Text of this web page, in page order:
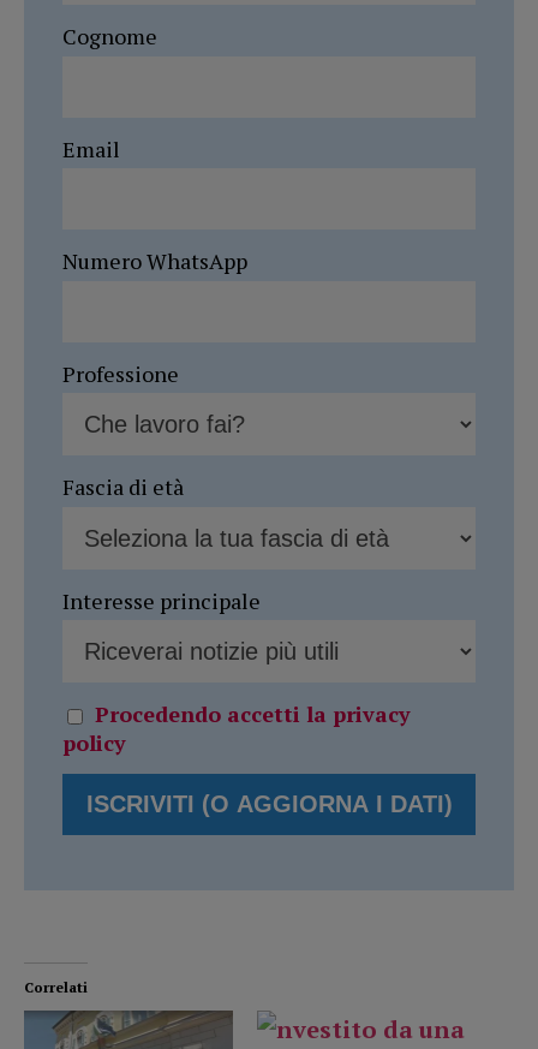
Cognome
Email
Numero WhatsApp
Professione
Fascia di età
Interesse principale
Procedendo accetti la privacy
policy
Correlati